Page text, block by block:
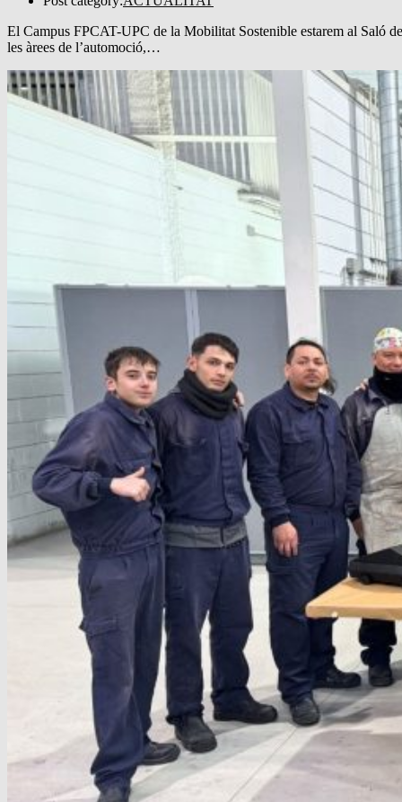
El Campus FPCAT-UPC de la Mobilitat Sostenible estarem al Saló
les àrees de l’automoció,…